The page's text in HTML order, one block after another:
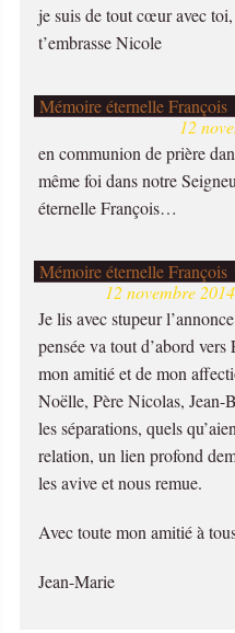
je suis de tout cœur avec toi,
t’embrasse Nicole
Mémoire éternelle François
12
en communion de prière
même foi dans notre
éternelle François…
Mémoire éternelle François
12 novembre
Je lis avec stupeur
pensée va tout d’abord
mon amitié et de mon
Noëlle, Père Nicolas, Jean-
les séparations, quels
relation, un lien profond
les avive et nous remue.
Avec toute mon amitié à
Jean-Marie